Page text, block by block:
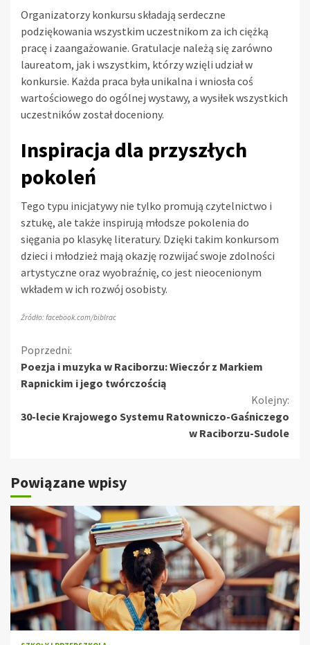
Organizatorzy konkursu składają serdeczne
podziękowania wszystkim uczestnikom za ich ciężką
pracę i zaangażowanie. Gratulacje należą się zarówno
laureatom, jak i wszystkim, którzy wzięli udział w
konkursie. Każda praca była unikalna i wniosła coś
wartościowego do ogólnej wystawy, a wysiłek wszystkich
uczestników został doceniony.
Inspiracja dla przyszłych
pokoleń
Tego typu inicjatywy nie tylko promują czytelnictwo i
sztukę, ale także inspirują młodsze pokolenia do
sięgania po klasykę literatury. Dzięki takim konkursom
dzieci i młodzież mają okazję rozwijać swoje zdolności
artystyczne oraz wyobraźnię, co jest nieocenionym
wkładem w ich rozwój osobisty.
Źródło: facebook.com/biblrac
Kontynuuj
czytanie
Poprzedni:
Poezja i muzyka w Raciborzu: Wieczór z Markiem
Rapnickim i jego twórczością
Kolejny:
30-lecie Krajowego Systemu Ratowniczo-Gaśniczego
w Raciborzu-Sudole
Powiązane wpisy